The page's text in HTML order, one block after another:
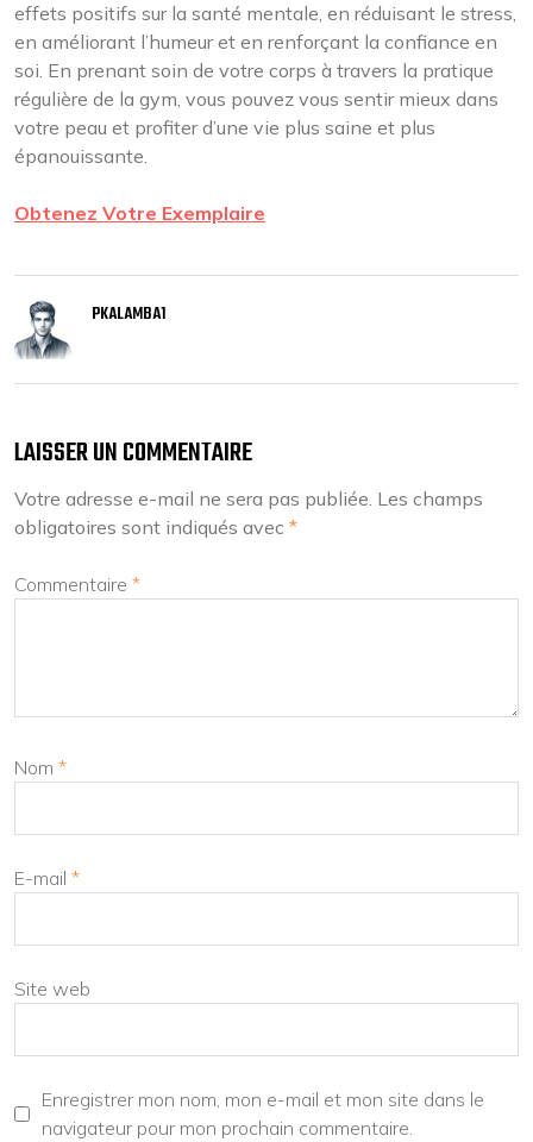
effets positifs sur la santé mentale, en réduisant le stress,
en améliorant l’humeur et en renforçant la confiance en
soi. En prenant soin de votre corps à travers la pratique
régulière de la gym, vous pouvez vous sentir mieux dans
votre peau et profiter d’une vie plus saine et plus
épanouissante.
Obtenez Votre Exemplaire
PKALAMBA1
LAISSER UN COMMENTAIRE
Votre adresse e-mail ne sera pas publiée. Les champs
obligatoires sont indiqués avec *
Commentaire *
Nom *
E-mail *
Site web
Enregistrer mon nom, mon e-mail et mon site dans le
navigateur pour mon prochain commentaire.